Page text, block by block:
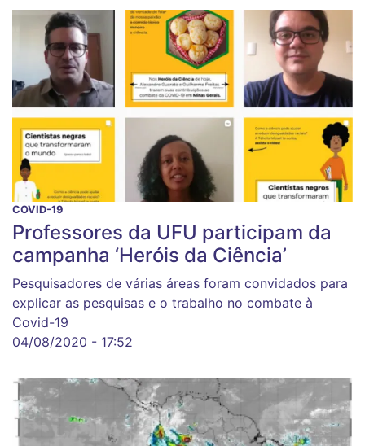
COVID-19
Professores da UFU participam da
campanha ‘Heróis da Ciência’
Pesquisadores de várias áreas foram convidados para
explicar as pesquisas e o trabalho no combate à
Covid-19
04/08/2020 - 17:52